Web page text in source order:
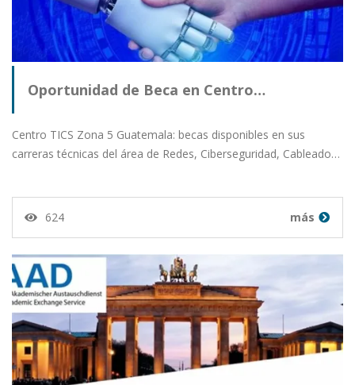
Oportunidad de Beca en Centro…
Centro TICS Zona 5 Guatemala: becas disponibles en sus
carreras técnicas del área de Redes, Ciberseguridad, Cableado…
624 más